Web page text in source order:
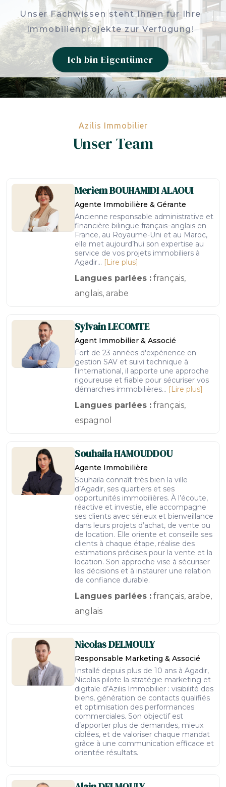
Unser Fachwissen steht Ihnen für Ihre
Immobilienprojekte zur Verfügung!
Ich bin Eigentümer
Azilis Immobilier
Unser Team
MeriemBOUHAMIDI ALAOUI
Agente Immobilière & Gérante
Ancienne responsable administrative et
financière bilingue français–anglais en
France, au Royaume-Uni et au Maroc,
elle met aujourd’hui son expertise au
service de vos projets immobiliers à
Agadir... [Lire plus]
Langues parlées : français,
anglais, arabe
SylvainLECOMTE
Agent Immobilier & Associé
Fort de 23 années d'expérience en
gestion SAV et suivi technique à
l'international, il apporte une approche
rigoureuse et fiable pour sécuriser vos
démarches immobilières... [Lire plus]
Langues parlées : français,
espagnol
SouhailaHAMOUDDOU
Agente Immobilière
Souhaila connaît très bien la ville
d’Agadir, ses quartiers et ses
opportunités immobilières. À l’écoute,
réactive et investie, elle accompagne
ses clients avec sérieux et bienveillance
dans leurs projets d’achat, de vente ou
de location. Elle oriente et conseille ses
clients à chaque étape, réalise des
estimations précises pour la vente et la
location. Son approche vise à sécuriser
les décisions et à instaurer une relation
de confiance durable.
Langues parlées : français, arabe,
anglais
NicolasDELMOULY
Responsable Marketing & Associé
Installé depuis plus de 10 ans à Agadir,
Nicolas pilote la stratégie marketing et
digitale d’Azilis Immobilier : visibilité des
biens, génération de contacts qualifiés
et optimisation des performances
commerciales. Son objectif est
d’apporter plus de demandes, mieux
ciblées, et de valoriser chaque mandat
grâce à une communication efficace et
orientée résultats.